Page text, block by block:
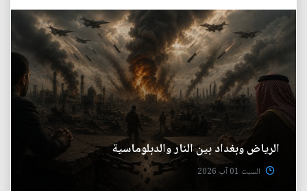
الرياض وبغداد بين النار والدبلوماسية
السبت 01 آب 2026